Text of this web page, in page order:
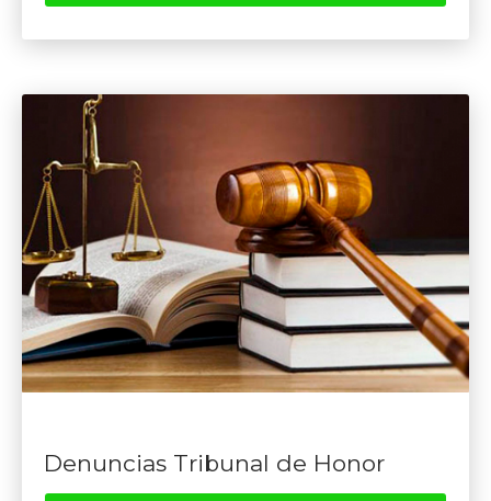
Denuncias Tribunal de Honor